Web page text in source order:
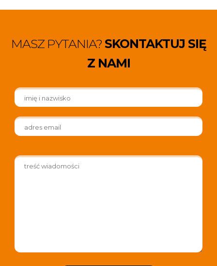
MASZ PYTANIA? SKONTAKTUJ SIĘ
Z NAMI